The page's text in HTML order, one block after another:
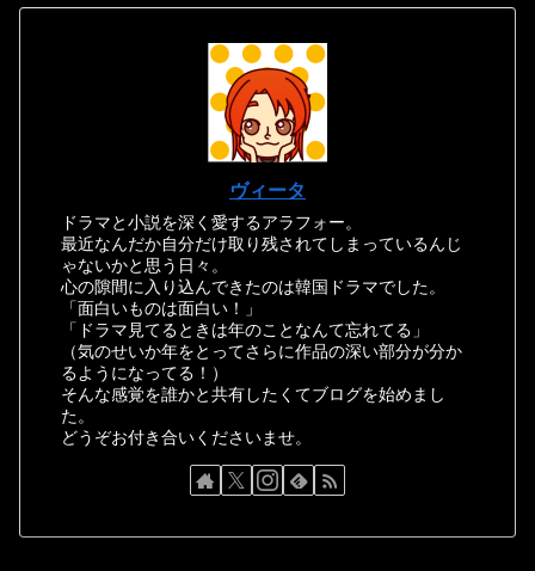
ヴィータ
ドラマと小説を深く愛するアラフォー。
最近なんだか自分だけ取り残されてしまっているんじ
ゃないかと思う日々。
心の隙間に入り込んできたのは韓国ドラマでした。
「面白いものは面白い！」
「ドラマ見てるときは年のことなんて忘れてる」
（気のせいか年をとってさらに作品の深い部分が分か
るようになってる！）
そんな感覚を誰かと共有したくてブログを始めまし
た。
どうぞお付き合いくださいませ。